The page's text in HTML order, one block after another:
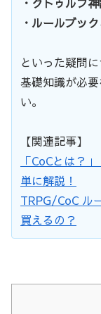
・ルールブッ
といった疑問
基礎知識が必
い。
【関連記事】
「CoCとは？
単に解説！
TRPG/CoC ル
買えるの？